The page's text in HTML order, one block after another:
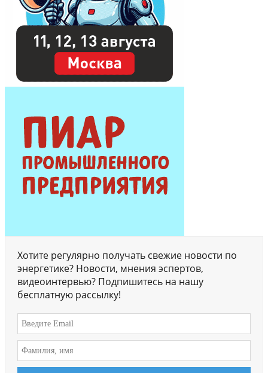
Хотите регулярно получать свежие новости по
энергетике? Новости, мнения эспертов,
видеоинтервью? Подпишитесь на нашу
бесплатную рассылку!